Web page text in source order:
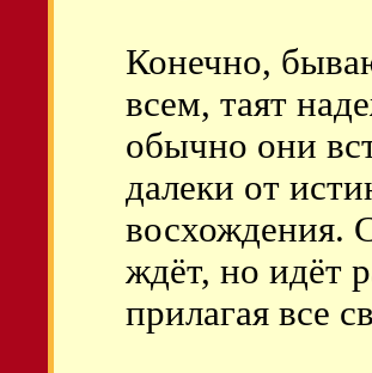
Конечно,
всем, таят
обычно они
далеки от
восхождения.
ждёт, но идёт
прилагая все